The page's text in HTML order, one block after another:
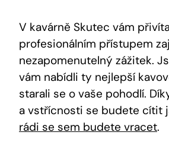
V kavárně Skutec vám
profesionálním přístupem
nezapomenutelný zážitek.
vám nabídli ty nejlepší
starali se o vaše pohodlí.
a vstřícnosti se budete cítit
rádi se sem budete vracet.